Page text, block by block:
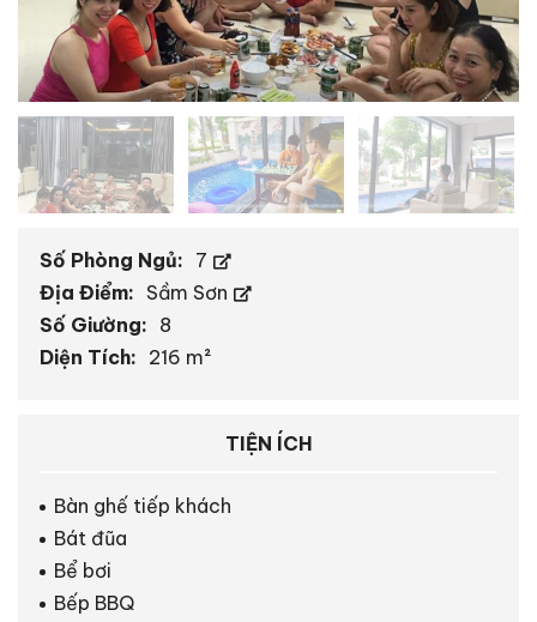
Số Phòng Ngủ: 7
Địa Điểm: Sầm Sơn
Số Giường: 8
Diện Tích: 216 m²
TIỆN ÍCH
Bàn ghế tiếp khách
Bát đũa
Bể bơi
Bếp BBQ